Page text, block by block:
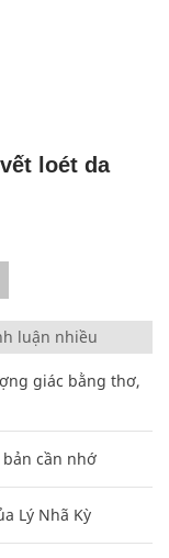
loét da
luận nhiều
giác bằng thơ,
cần nhớ
Lý Nhã Kỳ